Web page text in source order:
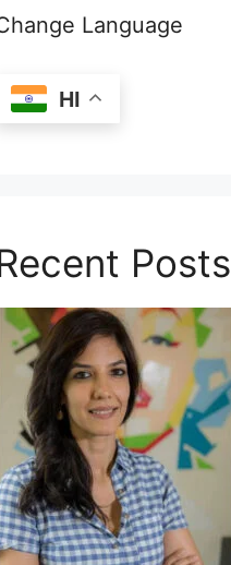
Language
HI
Posts